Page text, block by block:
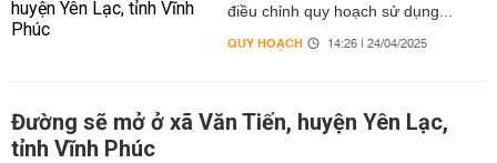
điều chỉnh quy hoạch sử dụng...
QUY HOẠCH 14:26 | 24/04/2025
Đường sẽ mở ở xã Văn Tiến, huyện Yên Lạc,
tỉnh Vĩnh Phúc